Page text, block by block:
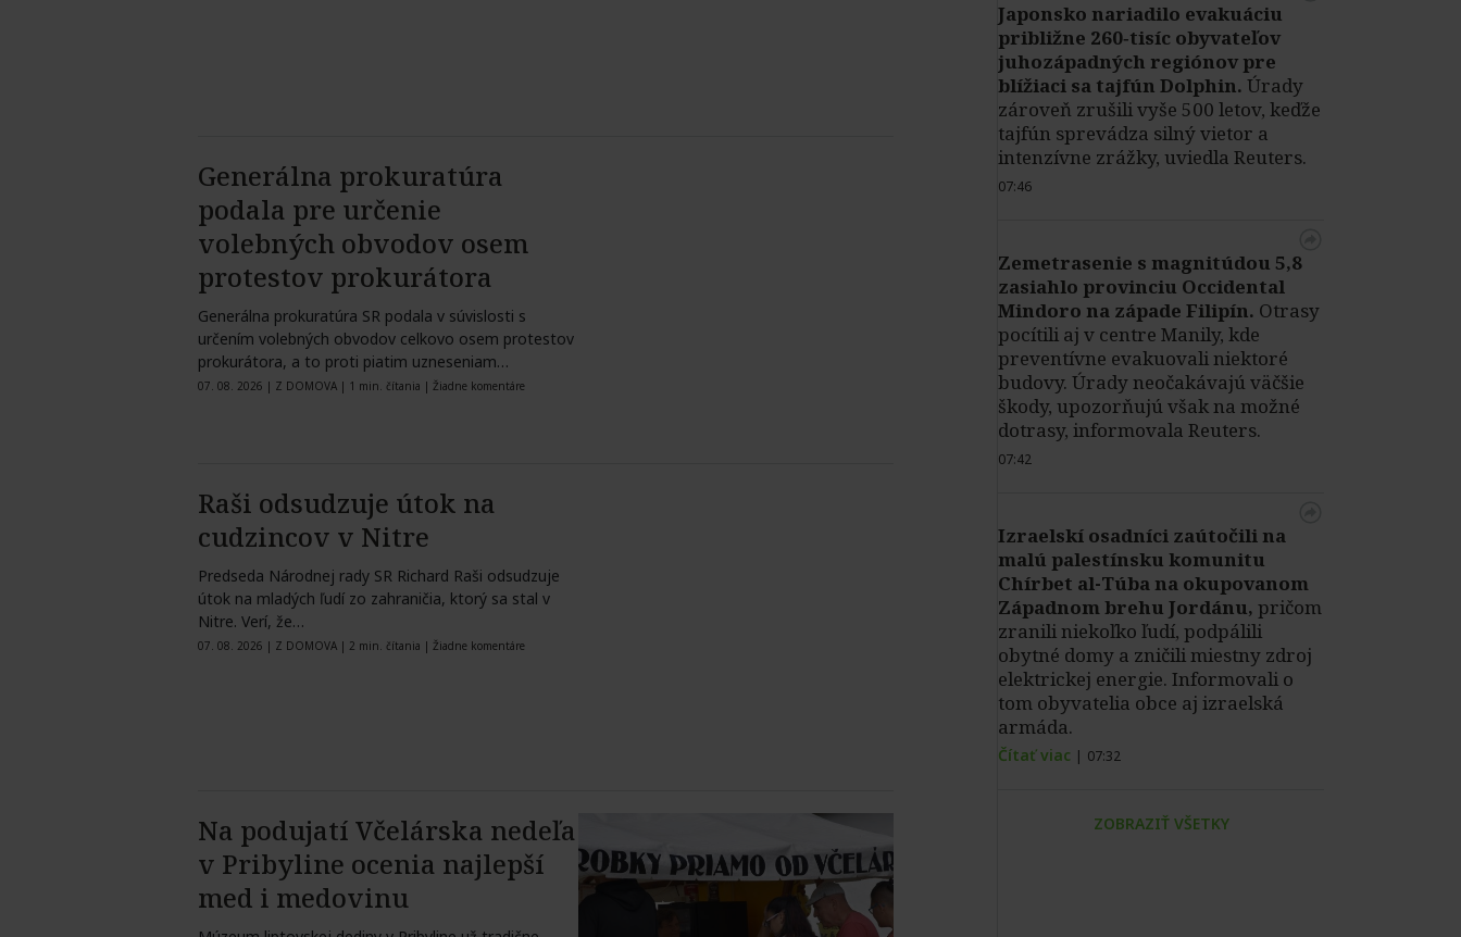
Generálna prokuratúra
podala pre určenie
volebných obvodov osem
protestov prokurátora
Generálna prokuratúra SR podala v súvislosti s
určením volebných obvodov celkovo osem protestov
prokurátora, a to proti piatim uzneseniam
mestských…
07. 08. 2026 | Z DOMOVA | 1 min. čítania | Žiadne komentáre
Raši odsudzuje útok na
cudzincov v Nitre
Predseda Národnej rady SR Richard Raši odsudzuje
útok na mladých ľudí zo zahraničia, ktorý sa stal v
Nitre. Verí, že…
07. 08. 2026 | Z DOMOVA | 2 min. čítania | Žiadne komentáre
Na podujatí Včelárska nedeľa
v Pribyline ocenia najlepší
med i medovinu
Japonsko nariadilo evakuáciu
približne 260‑tisíc obyvateľov
juhozápadných regiónov pre
blížiaci sa tajfún Dolphin. Úrady
zároveň zrušili vyše 500 letov, keďže
tajfún sprevádza silný vietor a
intenzívne zrážky, uviedla Reuters.
07:46
Zemetrasenie s magnitúdou 5,8
zasiahlo provinciu Occidental
Mindoro na západe Filipín. Otrasy
pocítili aj v centre Manily, kde
preventívne evakuovali niektoré
budovy. Úrady neočakávajú väčšie
škody, upozorňujú však na možné
dotrasy, informovala Reuters.
07:42
Izraelskí osadníci zaútočili na
malú palestínsku komunitu
Chírbet al-Túba na okupovanom
Západnom brehu Jordánu, pričom
zranili niekoľko ľudí, podpálili
obytné domy a zničili miestny zdroj
elektrickej energie. Informovali o
tom obyvatelia obce aj izraelská
armáda.
Čítať viac | 07:32
ZOBRAZIŤ VŠETKY